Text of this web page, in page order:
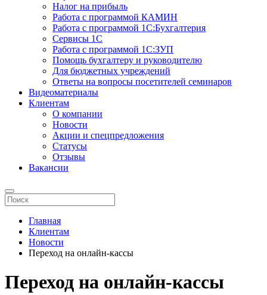
Налог на прибыль
Работа с программой КАМИН
Работа с программой 1С:Бухгалтерия
Сервисы 1С
Работа с программой 1С:ЗУП
Помощь бухгалтеру и руководителю
Для бюджетных учреждений
Ответы на вопросы посетителей семинаров
Видеоматериалы
Клиентам
О компании
Новости
Акции и спецпредложения
Статусы
Отзывы
Вакансии
Главная
Клиентам
Новости
Переход на онлайн-кассы
Переход на онлайн-кассы